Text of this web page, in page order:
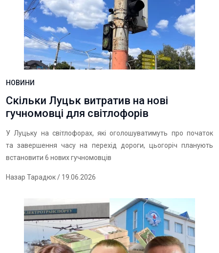
НОВИНИ
Скільки Луцьк витратив на нові
гучномовці для світлофорів
У Луцьку на світлофорах, які оголошуватимуть про початок
та завершення часу на перехід дороги, цьогоріч планують
встановити 6 нових гучномовців
Назар Тарадюк/ 19.06.2026